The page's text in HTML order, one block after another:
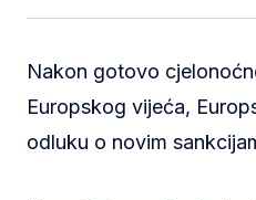
Nakon gotovo
Europskog vijeća,
odluku o novim